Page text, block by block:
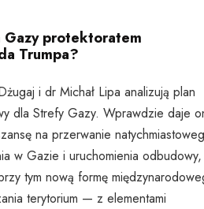
Gazy protektoratem
Trumpa?
i dr Michał Lipa analizują plan
dla Strefy Gazy. Wprawdzie daje
na przerwanie
w Gazie i uruchomienia
tym nową formę
terytorium — z elementami